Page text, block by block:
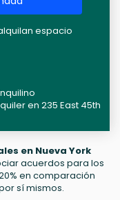
espacio
en 235 East 45th
en Nueva York
acuerdos para los
en comparación
sí mismos.